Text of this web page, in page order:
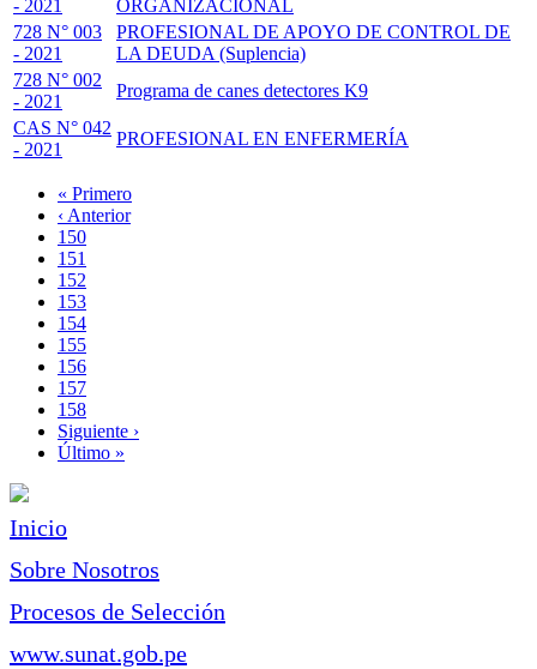
- 2021
ORGANIZACIONAL
728 N° 003
- 2021
PROFESIONAL DE APOYO DE CONTROL DE
LA DEUDA (Suplencia)
728 N° 002
- 2021
Programa de canes detectores K9
CAS N° 042
- 2021
PROFESIONAL EN ENFERMERÍA
Paginación
Primera
página
« Primero
Página
anterior
‹ Anterior
Page
150
Page
151
Page
152
Page
153
Página
actual
154
Page
155
Page
156
Page
157
Page
158
Siguiente
página
Siguiente ›
Última
Último »
Inicio
Sobre Nosotros
Procesos de Selección
www.sunat.gob.pe